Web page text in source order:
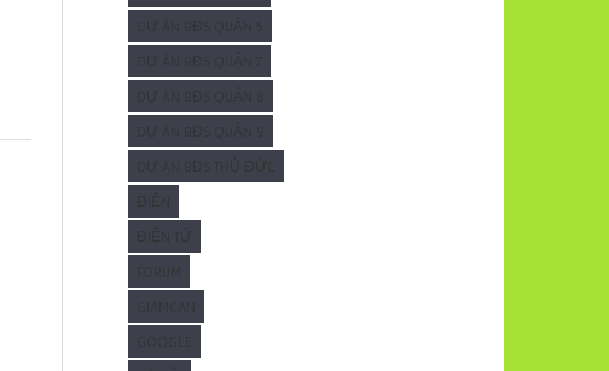
DỰ ÁN BĐS QUẬN 5
DỰ ÁN BĐS QUẬN 7
DỰ ÁN BĐS QUẬN 8
DỰ ÁN BĐS QUẬN 9
DỰ ÁN BĐS THỦ ĐỨC
ĐIỆN
ĐIỆN TỬ
GIAMCAN